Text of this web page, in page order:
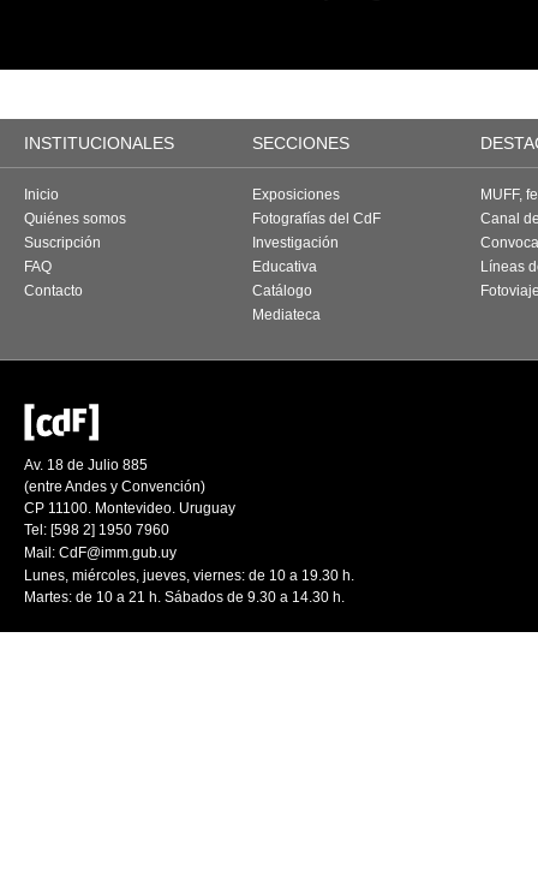
INSTITUCIONALES SECCIONES
Inicio
Quiénes somos
Suscripción
FAQ
Contacto
Exposiciones
Fotografías del CdF
Investigación
Educativa
Catálogo
Mediateca
MUFF,
Canal
Líneas
Av. 18 de Julio 885
(entre Andes y Convención)
CP 11100. Montevideo. Uruguay
Tel: [598 2] 1950 7960
Mail: CdF@imm.gub.uy
Lunes, miércoles, jueves, viernes: de 10 a 19.30 h.
Martes: de 10 a 21 h. Sábados de 9.30 a 14.30 h.